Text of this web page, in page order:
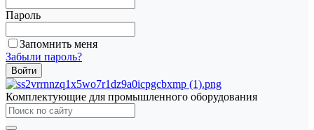
Пароль
Запомнить меня
Забыли пароль?
Комплектующие для промышленного оборудования